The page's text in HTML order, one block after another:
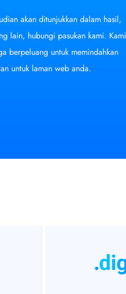
akan ditunjukkan dalam hasil,
lain, hubungi pasukan kami. Kami
berpeluang untuk memindahkan
untuk laman web anda.